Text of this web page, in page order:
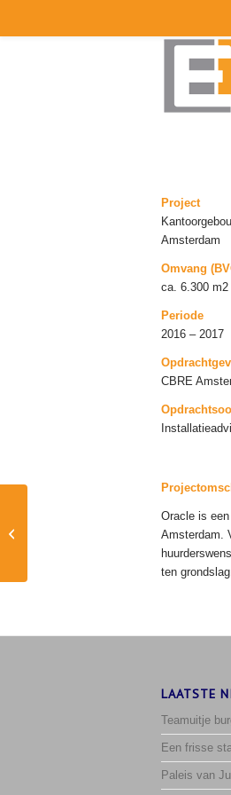
Project
Amsterdam
Omvang
ca. 6.300 m2
Periode
2016 – 2017
CBRE
Oracle is
Amsterdam.
ten
LAATSTE
Teamuitje
Een frisse
Paleis van